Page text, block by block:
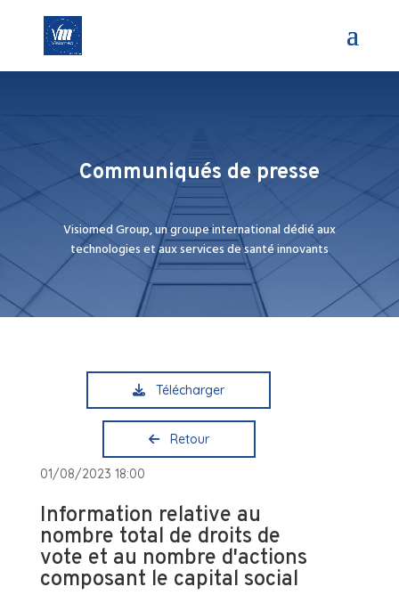
Communiqués de presse
Visiomed Group, un groupe international dédié aux
technologies et aux services de santé innovants
Télécharger
Retour
01/08/2023 18:00
Information relative au
nombre total de droits de
vote et au nombre d'actions
composant le capital social